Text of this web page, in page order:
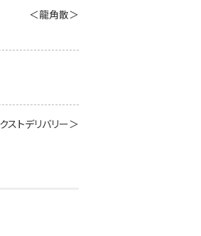
＜龍角散＞
ストデリバリー＞